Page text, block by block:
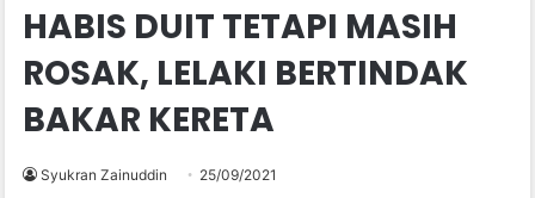
HABIS DUIT TETAPI MASIH
ROSAK, LELAKI BERTINDAK
BAKAR KERETA
Syukran Zainuddin 25/09/2021